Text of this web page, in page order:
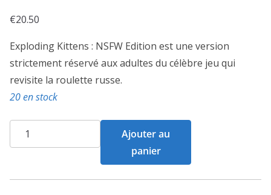
€20.50
Exploding Kittens : NSFW Edition est une version
strictement réservé aux adultes du célèbre jeu qui
revisite la roulette russe.
20 en stock
quantité
de
Kittens
Ajouter au
panier